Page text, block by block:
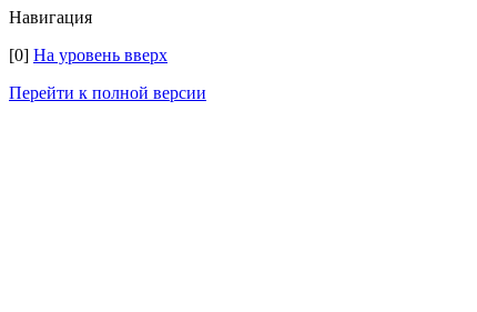
Навигация
[0] На уровень вверх
Перейти к полной версии